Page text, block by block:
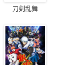
刀剣乱舞